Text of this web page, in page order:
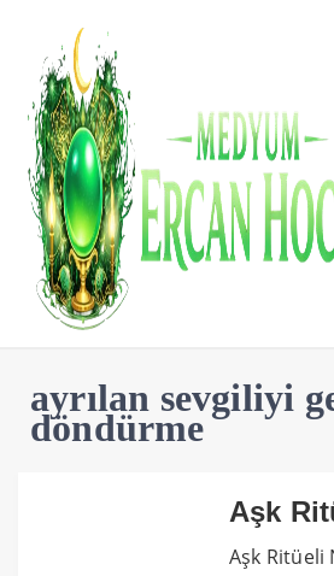
ayrılan sevgiliyi
döndürme
Aşk
Aşk Ritüeli